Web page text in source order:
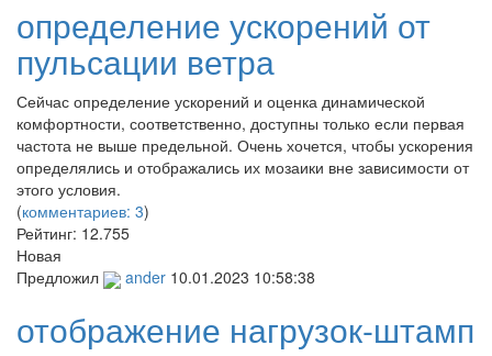
определение ускорений от
пульсации ветра
Сейчас определение ускорений и оценка динамической
комфортности, соответственно, доступны только если первая
частота не выше предельной. Очень хочется, чтобы ускорения
определялись и отображались их мозаики вне зависимости от
этого условия.
(комментариев: 3)
Рейтинг: 12.755
Новая
Предложил
ander 10.01.2023 10:58:38
отображение нагрузок-штамп